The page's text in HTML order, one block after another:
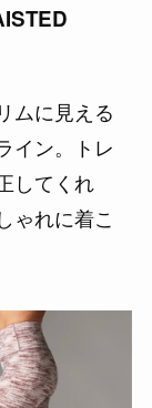
ムに見える
イン。トレ
してくれ
ゃれに着こ